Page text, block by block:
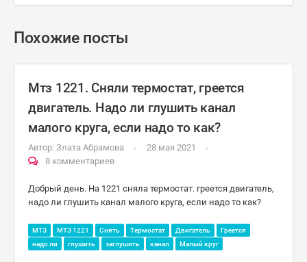
Похожие посты
Мтз 1221. Сняли термостат, греется
двигатель. Надо ли глушить канал
малого круга, если надо то как?
Автор: Злата Абрамова
28 мая 2021
8 комментариев
Добрый день. На 1221 сняла термостат. греется двигатель,
надо ли глушить канал малого круга, если надо то как?
МТЗ МТЗ 1221 Снять Термостат Двигатель
Греется
надо ли
глушить заглушить канал Малый круг